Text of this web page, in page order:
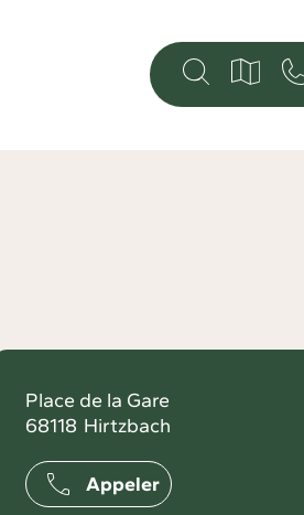
Place de la Gare
68118 Hirtzbach
Appeler